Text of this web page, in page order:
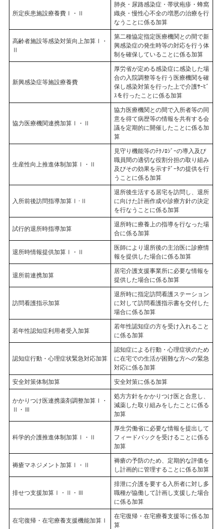
所定疾患施設療養費Ⅰ・Ⅱ
肺炎・尿路感染症・帯状疱疹・蜂窩
織炎・慢性心不全の増悪の治療を行
なうことに係る加算
高齢者施設等感染対策向上加算Ⅰ・
Ⅱ
第二種協定指定医療機関との間で新
興感染症の発生時等の対応を行う体
制を確保していることに係る加算
新興感染症等施設療養費
厚労省が定める感染症に感染した場
合の入院調整等を行う医療機関を確
保し感染対策を行った上で介護ｻｰﾋﾞ
ｽを行ったことに係る加算
協力医療機関連携加算Ⅰ・Ⅱ
協力医療機関との間で入所者等の同
意を得て病歴等の情報を共有する会
議を定期的に開催したことに係る加
算
生産性向上推進体制加算Ⅰ・Ⅱ
見守り機能等のﾃｸﾉﾛｼﾞｰの導入及び
職員間の適切な役割分担の取り組み
及びその効果を示すﾃﾞｰﾀの提供を行
うことに係る加算
入所前後訪問指導加算Ⅰ･Ⅱ
退所後生活する居宅を訪問し、退所
に向けた計画作成や診療方針の決定
を行なうことに係る加算
試行的退所時指導加算
退所時に療養上の指導を行なった場
合に係る加算
退所時情報提供加算Ⅰ・Ⅱ
医師により退所後の主治医に診療情
報を提供した場合に係る加算
退所前連携加算
居宅介護支援事業所に必要な情報を
提供した場合に係る加算
訪問看護指示加算
退所時に指定訪問看護ステーション
に対して訪問看護指示書を交付した
場合に係る加算
若年性認知症利用者受入加算
若年性認知症の方を受け入れること
に係る加算
認知症行動・心理症状緊急対応加算
認知症による行動・心理症状のため
に在宅での生活が困難な方への緊急
対応に係る加算
安全対策体制加算 安全対策に係る加算
かかりつけ医連携薬剤調整加算Ⅰ・
Ⅱ・Ⅲ
処方方針をかかりつけ医と合意し、
減薬した取り組みをしたことに係る
加算
科学的介護推進体制加算Ⅰ・Ⅱ
厚生労働省に必要な情報を提出して
フィードバックを受けることに係る
加算
褥瘡マネジメント加算Ⅰ・Ⅱ
褥瘡の予防のため、定期的な評価を
し計画的に管理することに係る加算
排せつ支援加算Ⅰ・Ⅱ・Ⅲ
排泄に介護を要する入所者に対し多
職種が協働して計画し支援した場合
に係る加算
在宅復帰・在宅療養支援機能加算Ⅰ
在宅復帰・在宅療養支援等に係る加
算